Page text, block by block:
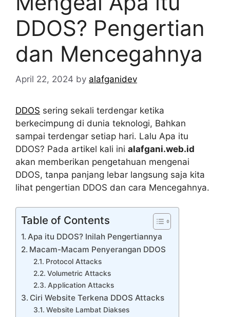
DDOS? Pengertian
dan Mencegahnya
April 22, 2024 by alafganidev
DDOS sering sekali terdengar ketika
berkecimpung di dunia teknologi, Bahkan
sampai terdengar setiap hari. Lalu Apa itu
DDOS? Pada artikel kali ini alafgani.web.id
akan memberikan pengetahuan mengenai
DDOS, tanpa panjang lebar langsung saja kita
lihat pengertian DDOS dan cara Mencegahnya.
Table of Contents
Apa itu DDOS? Inilah Pengertiannya
Macam-Macam Penyerangan DDOS
Protocol Attacks
Volumetric Attacks
Application Attacks
Ciri Website Terkena DDOS Attacks
Website Lambat Diakses